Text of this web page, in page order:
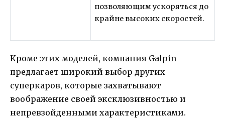
позволяющим ускоряться до
крайне высоких скоростей.
Кроме этих моделей, компания Galpin
предлагает широкий выбор других
суперкаров, которые захватывают
воображение своей эксклюзивностью и
непревзойденными характеристиками.